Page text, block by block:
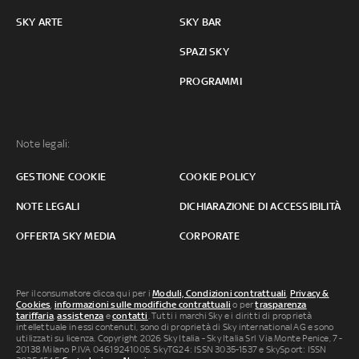
SKY ARTE SKY BAR
SPAZI SKY
PROGRAMMI
Note legali:
GESTIONE COOKIE COOKIE POLICY
NOTE LEGALI DICHIARAZIONE DI ACCESSIBILITÀ
OFFERTA SKY MEDIA CORPORATE
Per il consumatore clicca qui per iModuli, Condizioni contrattuali Privacy &
Cookies informazioni sulle modifiche contrattuali o pertrasparenza
tariffaria ,assistenza econtatti . Tutti i marchi Sky e i diritti di proprietà
intellettuale in essi contenuti, sono di proprietà di Sky international AG e sono
utilizzati su licenza. Copyright 2026 Sky Italia - Sky Italia Srl Via Monte Penice, 7 -
20138 Milano P.IVA 04619241005. SkyTG24: ISSN 3035-1537 e SkySport: ISSN